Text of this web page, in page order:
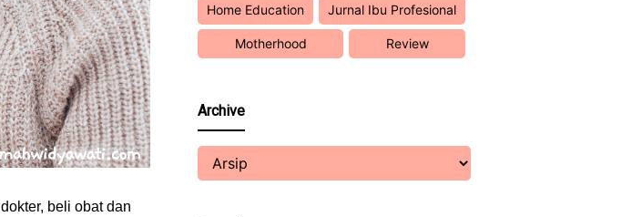
dokter, beli obat dan
Home Education Jurnal Ibu Profesional
Motherhood Review
Archive